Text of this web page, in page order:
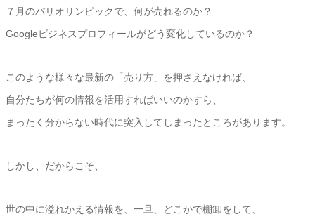
７月のパリオリンピックで、何が売れるのか？
Googleビジネスプロフィールがどう変化しているのか？
このような様々な最新の「売り方」を押さえなければ、
自分たちが何の情報を活用すればいいのかすら、
まったく分からない時代に突入してしまったところがあります。
しかし、だからこそ、
世の中に溢れかえる情報を、一旦、どこかで棚卸をして、